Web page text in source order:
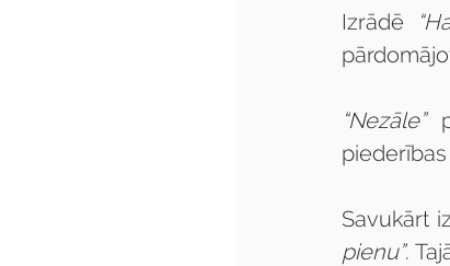
Izrādē
“Nezāle”
Savukārt
pienu”.